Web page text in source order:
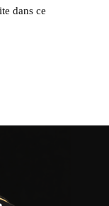
dans ce